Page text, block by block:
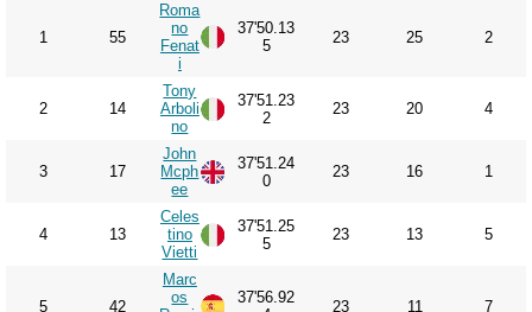
1 55
Roma
no
Fenat
i
37'50.13
5
23 25 2
2 14
Tony
Arboli
no
37'51.23
2
23 20 4
3 17
John
Mcph
ee
37'51.24
0
23 16 1
4 13
Celes
tino
Vietti
37'51.25
5
23 13 5
5 42
Marc
os
37'56.92
23 11 7